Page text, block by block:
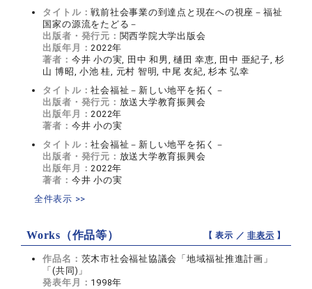
タイトル：戦前社会事業の到達点と現在への視座－福祉
国家の源流をたどる－
出版者・発行元： 関西学院大学出版会
出版年月：2022年
著者： 今井 小の実, 田中 和男, 樋田 幸恵, 田中 亜紀子, 杉
山 博昭, 小池 桂, 元村 智明, 中尾 友紀, 杉本 弘幸
タイトル：社会福祉－新しい地平を拓く－
出版者・発行元： 放送大学教育振興会
出版年月：2022年
著者： 今井 小の実
タイトル：社会福祉－新しい地平を拓く－
出版者・発行元： 放送大学教育振興会
出版年月：2022年
著者： 今井 小の実
全件表示 >>
Works（作品等） 【 表示 ／非表示 】
作品名： 茨木市社会福祉協議会「地域福祉推進計画」
「(共同)」
発表年月： 1998年